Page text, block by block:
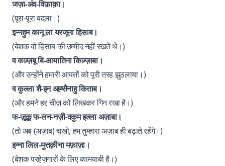
जज़ा-अंव-विफ़ाक़ा।
(पूरा-पूरा बदला।)
इन्नहुम कानू ला यरजूना हिसाब।
(बेशक वो हिसाब की उम्मीद नहीं रखते थे।)
व कज़्ज़बू बि-आयातिना किज़्ज़ाबा।
(और उन्होंने हमारी आयतों को पूरी तरह झुठलाया।)
व कुल्ला शै-इन अह्सैनाहु किताब।
(और हमने हर चीज़ को लिखकर गिन रखा है।)
फ-ज़ूक़ू फ-लन-नज़ी-दकुम इल्ला अज़ाबा।
(तो अब (अज़ाब) चखो, हम तुम्हारा अज़ाब ही बढ़ाते रहेंगे।)
इन्ना लिल-मुत्तक़ीना मफ़ाज़ा।
(बेशक परहेज़गारों के लिए कामयाबी है।)